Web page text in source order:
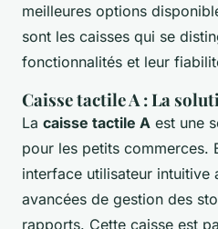
meilleures options
sont les caisses qui se
fonctionnalités et leur
Caisse tactile A : La
La caisse tactile A est une
pour les petits commerces.
interface utilisateur intuitive
avancées de gestion des
rapports. Cette caisse est